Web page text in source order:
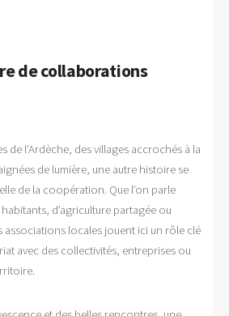
de collaborations
de l’Ardèche, des villages accrochés à la
de lumière, une autre histoire se
de la coopération. Que l’on parle
d’agriculture partagée ou
associations locales jouent ici un rôle clé
avec des collectivités, entreprises ou